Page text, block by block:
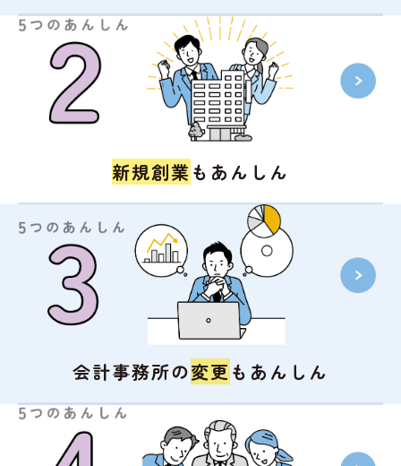
新規創業 も あんしん
会計事務所の変更 も あんしん